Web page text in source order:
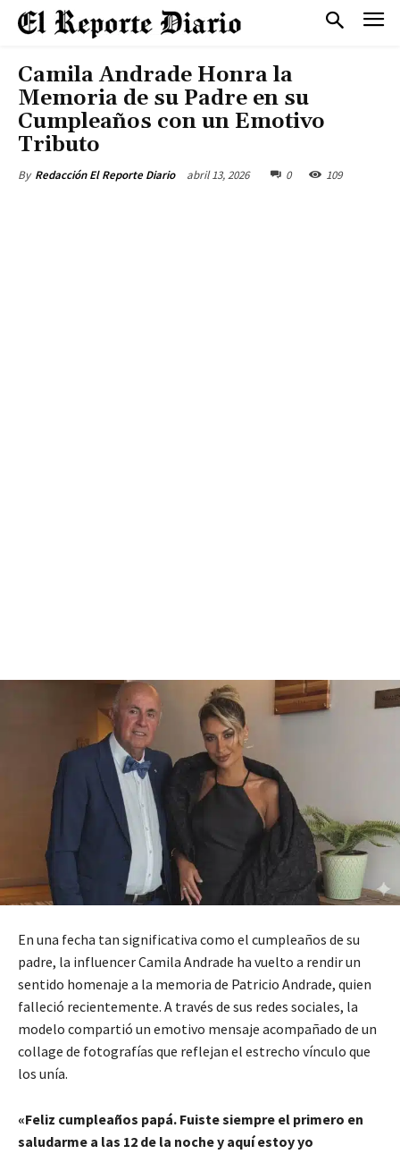
Camila Andrade Honra la
Memoria de su Padre en su
Cumpleaños con un Emotivo
Tributo
By Redacción El Reporte Diario abril 13, 2026 0 109
En una fecha tan significativa como el cumpleaños de su
padre, la influencer Camila Andrade ha vuelto a rendir un
sentido homenaje a la memoria de Patricio Andrade, quien
falleció recientemente. A través de sus redes sociales, la
modelo compartió un emotivo mensaje acompañado de un
collage de fotografías que reflejan el estrecho vínculo que
los unía.
«Feliz cumpleaños papá. Fuiste siempre el primero en
saludarme a las 12 de la noche y aquí estoy yo